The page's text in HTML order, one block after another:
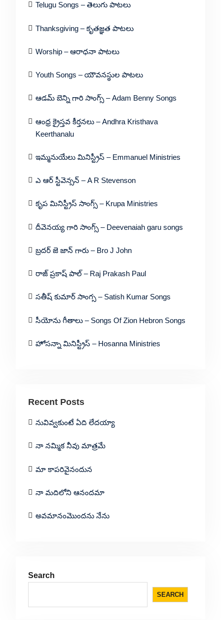
Telugu Songs – తెలుగు పాటలు
Thanksgiving – కృతజ్ఞత పాటలు
Worship – ఆరాధనా పాటలు
Youth Songs – యౌవనస్థుల పాటలు
ఆడమ్ బెన్ని గారి సాంగ్స్ – Adam Benny Songs
ఆంధ్ర క్రైస్తవ కీర్తనలు – Andhra Kristhava
Keerthanalu
ఇమ్మనుయేలు మినిస్ట్రీస్ – Emmanuel Ministries
ఎ ఆర్ స్టీవెన్సన్ – A R Stevenson
కృప మినిస్ట్రీస్ సాంగ్స్ – Krupa Ministries
దీవెనయ్య గారి సాంగ్స్ – Deevenaiah garu songs
బ్రదర్ జె జాన్ గారు – Bro J John
రాజ్ ప్రకాష్ పాల్ – Raj Prakash Paul
సతీష్ కుమార్ సాంగ్స – Satish Kumar Songs
సీయోను గీతాలు – Songs Of Zion Hebron Songs
హోసన్నా మినిస్ట్రీస్ – Hosanna Ministries
Recent Posts
నువివ్వకుంటే ఏది లేదయ్యా
నా నమ్మిక నీవు మాత్రమే
మా కాపరివైనందున
నా మదిలోని ఆనందమా
అవమానంమొందను నేను
Search
SEARCH